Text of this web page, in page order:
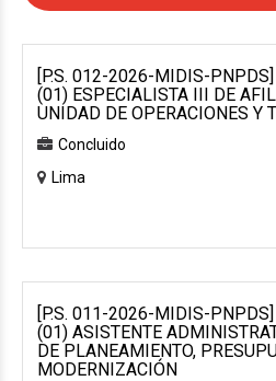
[P.S. 012-2026-MIDIS-
(01) ESPECIALISTA III DE
UNIDAD DE OPERACIONES Y
Concluido
Lima
[P.S. 011-2026-MIDIS-
(01) ASISTENTE
DE PLANEAMIENTO,
MODERNIZACIÓN